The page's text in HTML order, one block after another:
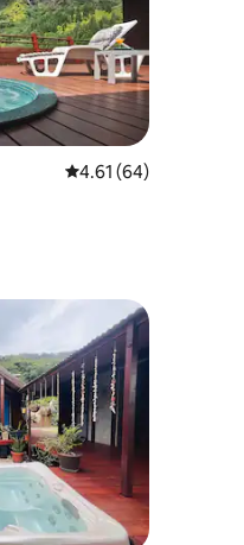
평점 4.61점(5점 만점
4.61 (64)